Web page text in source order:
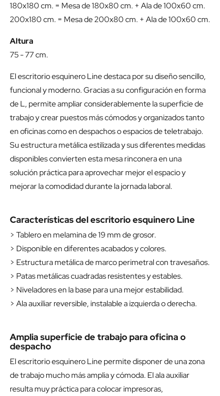
180x180 cm. = Mesa de 180x80 cm. + Ala de 100x60 cm.
200x180 cm. = Mesa de 200x80 cm. + Ala de 100x60 cm.
Altura
75 - 77 cm.
El escritorio esquinero Line destaca por su diseño sencillo,
funcional y moderno. Gracias a su configuración en forma
de L, permite ampliar considerablemente la superficie de
trabajo y crear puestos más cómodos y organizados tanto
en oficinas como en despachos o espacios de teletrabajo.
Su estructura metálica estilizada y sus diferentes medidas
disponibles convierten esta mesa rinconera en una
solución práctica para aprovechar mejor el espacio y
mejorar la comodidad durante la jornada laboral.
Características del escritorio esquinero Line
> Tablero en melamina de 19 mm de grosor.
> Disponible en diferentes acabados y colores.
> Estructura metálica de marco perimetral con travesaños.
> Patas metálicas cuadradas resistentes y estables.
> Niveladores en la base para una mejor estabilidad.
> Ala auxiliar reversible, instalable a izquierda o derecha.
Amplia superficie de trabajo para oficina o
despacho
El escritorio esquinero Line permite disponer de una zona
de trabajo mucho más amplia y cómoda. El ala auxiliar
resulta muy práctica para colocar impresoras,